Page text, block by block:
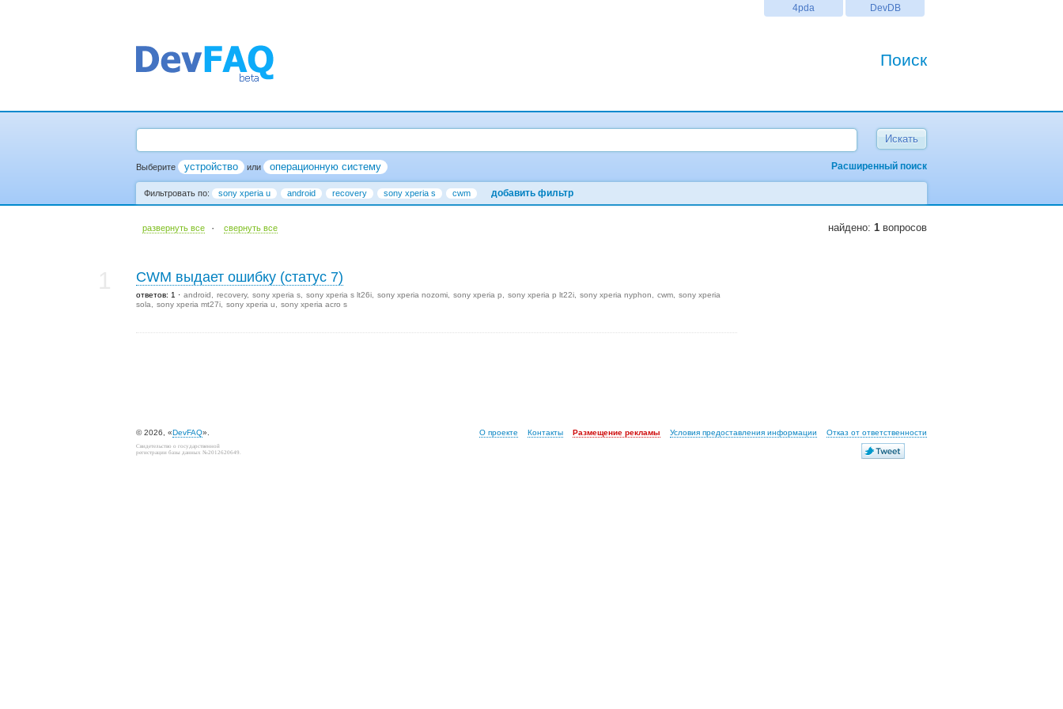
DevDB
4pda
Поиск
Выберите устройство Расширенный поиск
или операционную систему
Фильтровать по: sony xperia u android recovery sony xperia s cwm добавить фильтр
развернуть все · cвернуть все найдено: 1 вопросов
CWM выдает ошибку (статус 7)
ответов: 1 android recovery sony xperia s sony xperia s lt26i sony xperia nozomi sony xperia p sony xperia p lt22i sony xperia nyphon cwm
sony xperia
sola
sony xperia mt27i sony xperia u sony xperia acro s
© 2026, «DevFAQ». О проекте Контакты Размещение рекламы Условия предоставления информации Отказ от ответственности
Свидетельство о государственной
регистрации базы данных №2012620649.